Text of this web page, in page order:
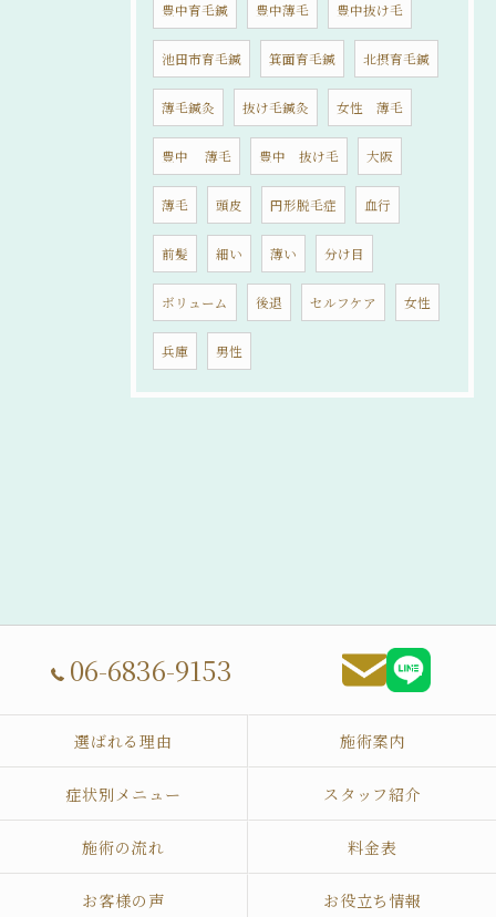
豊中育毛鍼 豊中薄毛 豊中抜け毛
池田市育毛鍼 箕面育毛鍼 北摂育毛鍼
薄毛鍼灸 抜け毛鍼灸 女性 薄毛
豊中 薄毛 豊中 抜け毛 大阪
薄毛 頭皮 円形脱毛症 血行
前髪 細い 薄い 分け目
ボリューム 後退 セルフケア 女性
兵庫 男性
06-6836-9153
選ばれる理由 施術案内
症状別メニュー スタッフ紹介
施術の流れ 料金表
お客様の声 お役立ち情報